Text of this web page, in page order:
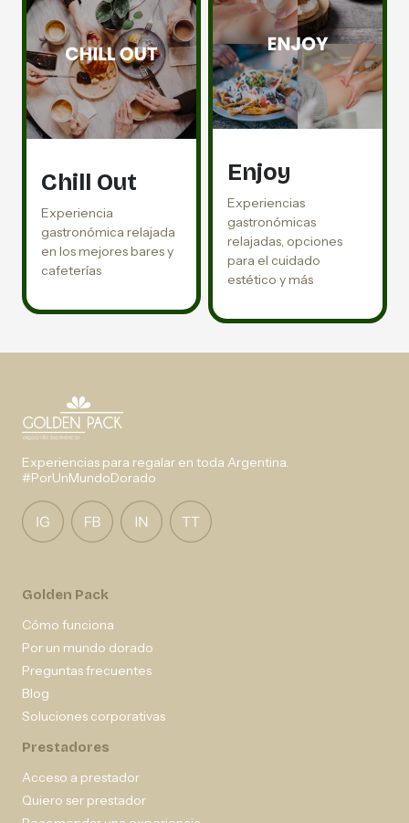
Chill Out
Experiencia
gastronómica relajada
en los mejores bares y
cafeterías
Enjoy
Experiencias
gastronómicas
relajadas, opciones
para el cuidado
estético y más
Experiencias para regalar en toda Argentina.
#PorUnMundoDorado
Golden Pack
Cómo funciona
Por un mundo dorado
Preguntas frecuentes
Blog
Soluciones corporativas
Prestadores
Acceso a prestador
Quiero ser prestador